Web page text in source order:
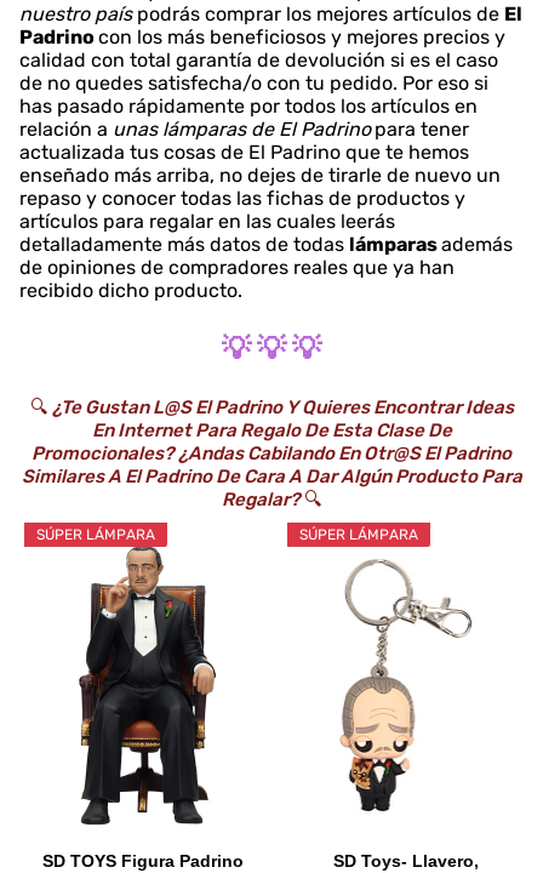
nuestro paíspodrás comprar los mejores artículos de El
Padrinocon los más beneficiosos y mejores precios y
calidad con total garantía de devolución si es el caso
de no quedes satisfecha/o con tu pedido. Por eso si
has pasado rápidamente por todos los artículos en
relación a unas lámparas de El Padrino para tener
actualizada tus cosas de El Padrino que te hemos
enseñado más arriba, no dejes de tirarle de nuevo un
repaso y conocer todas las fichas de productos y
artículos para regalar en las cuales leerás
detalladamente más datos de todas lámparasademás
de opiniones de compradores reales que ya han
recibido dicho producto.
💡 💡 💡
🔍 ¿Te Gustan L@s El Padrino Y Quieres Encontrar Ideas
En Internet Para Regalo De Esta Clase De
Promocionales? ¿Andas Cabilando En Otr@s El Padrino
Similares A El Padrino De Cara A Dar Algún Producto Para
Regalar?🔍
SÚPER LÁMPARA
SD TOYS Figura Padrino
SÚPER LÁMPARA
SD Toys- Llavero,